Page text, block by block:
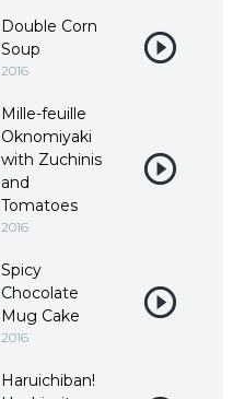
Double Corn
Soup
2016
Mille-feuille
Oknomiyaki
with Zuchinis
and
Tomatoes
2016
Spicy
Chocolate
Mug Cake
2016
Haruichiban!